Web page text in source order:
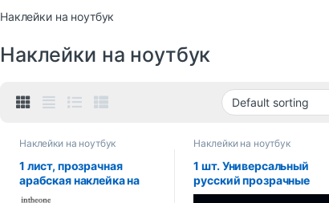
Наклейки на ноутбук
Наклейки на ноутбук
Наклейки на ноутбук
1 лист, прозрачная
арабская наклейка на
клавиатуру, оранжево-
Наклейки на ноутбук
1 шт. Универсальный
русский прозрачные
наклейки на клавиатуру